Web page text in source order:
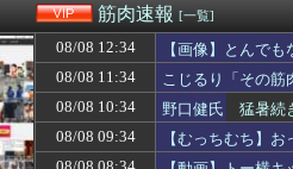
新聞さん、壮大な縦読みを仕込
気づくのが遅かったなあ…と思
【画像】フライドポテト作った
【悲報】ゲーム配信者さん、
報道ステーションの女子アナ
あれ？うちの親ってもしかして
【画像】その太ももでJCは無
筋肉速報 [一覧]
08/08 12:34
【画像】とんで
08/08 11:34
こじるり「その
08/08 10:34
野口健氏 猛暑続
08/08 09:34
【むっちむち】